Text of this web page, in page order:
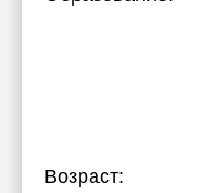
Возраст: